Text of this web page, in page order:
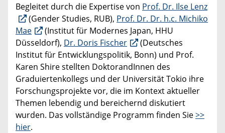
Begleitet durch die Expertise von Prof. Dr. Ilse Lenz
(Gender Studies, RUB), Prof. Dr. Dr. h.c. Michiko
Mae
(Institut für Modernes Japan, HHU
Düsseldorf), Dr. Doris Fischer
(Deutsches
Institut für Entwicklungspolitik, Bonn) und Prof.
Karen Shire stellten DoktorandInnen des
Graduiertenkollegs und der Universität Tokio ihre
Forschungsprojekte vor, die im Kontext aktueller
Themen lebendig und bereichernd diskutiert
wurden. Das vollständige Programm finden Sie>>
hier.